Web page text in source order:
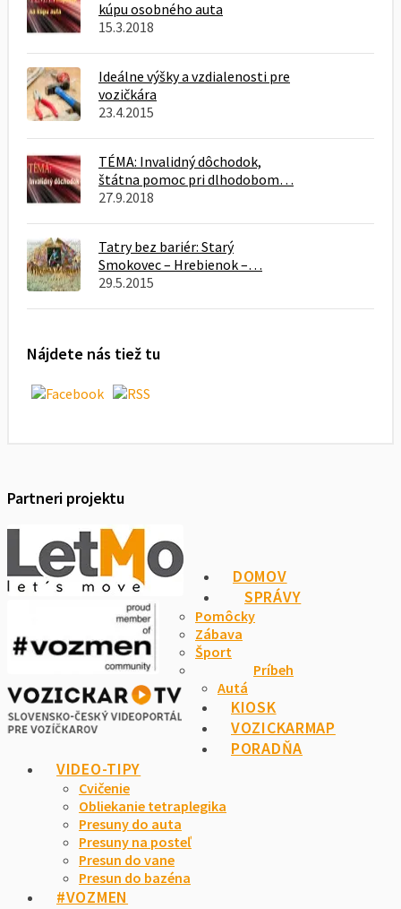
kúpu osobného auta
15.3.2018
Ideálne výšky a vzdialenosti pre
vozičkára
23.4.2015
TÉMA: Invalidný dôchodok,
štátna pomoc pri dlhodobom…
27.9.2018
Tatry bez bariér: Starý
Smokovec – Hrebienok –…
29.5.2015
Nájdete nás tiež tu
Partneri projektu
DOMOV
SPRÁVY
Pomôcky
Zábava
Šport
Príbeh
Autá
KIOSK
VOZICKARMAP
PORADŇA
VIDEO-TIPY
Cvičenie
Obliekanie tetraplegika
Presuny do auta
Presuny na posteľ
Presun do vane
Presun do bazéna
#VOZMEN